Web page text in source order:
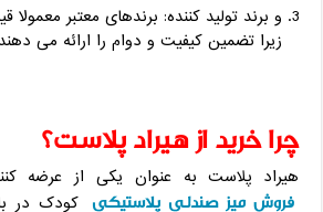
و برند تولید کننده: برندهای معتبر معمولا
زیرا تضمین کیفیت و دوام را ارائه می
چرا خرید از هیراد پلاست؟
هیراد پلاست به عنوان یکی از عرضه
فروش میز صندلی پلاستیکی کودک در